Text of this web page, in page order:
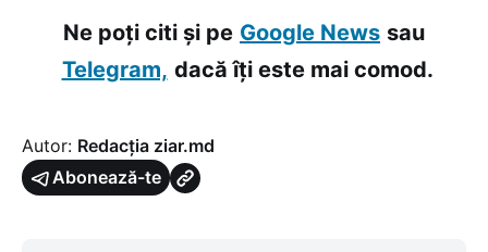
Ne poți citi și pe Google News sau
Telegram, dacă îți este mai comod.
Autor: Redacția ziar.md
Abonează-te